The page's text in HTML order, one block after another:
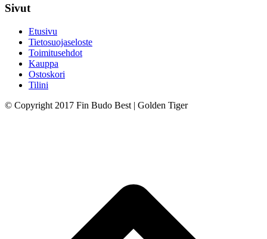
Sivut
Etusivu
Tietosuojaseloste
Toimitusehdot
Kauppa
Ostoskori
Tilini
© Copyright 2017 Fin Budo Best | Golden Tiger